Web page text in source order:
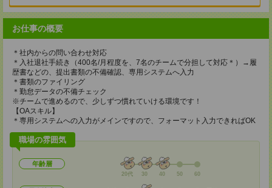
お仕事の概要
＊社内からの問い合わせ対応
＊入社退社手続き（400名/月程度を、7名のチームで分担して対応＊）→履
歴書などの、提出書類の不備確認、専用システムへ入力
＊書類のファイリング
＊勤怠データの不備チェック
※チームで進めるので、少しずつ慣れていける環境です！
【OAスキル】
＊専用システムへの入力がメインですので、フォーマット入力できればOK
職場の雰囲気
年齢層
20代 30 40 50 60